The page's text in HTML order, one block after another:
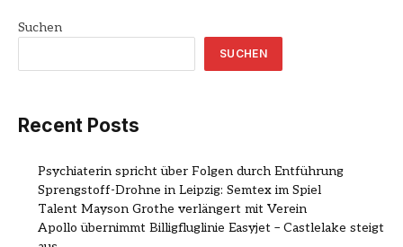
Suchen
SUCHEN
Recent Posts
Psychiaterin spricht über Folgen durch Entführung
Sprengstoff-Drohne in Leipzig: Semtex im Spiel
Talent Mayson Grothe verlängert mit Verein
Apollo übernimmt Billigfluglinie Easyjet – Castlelake steigt